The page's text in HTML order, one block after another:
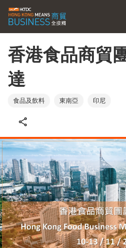
香港食品商貿
達
食品及飲料 東南亞 印尼